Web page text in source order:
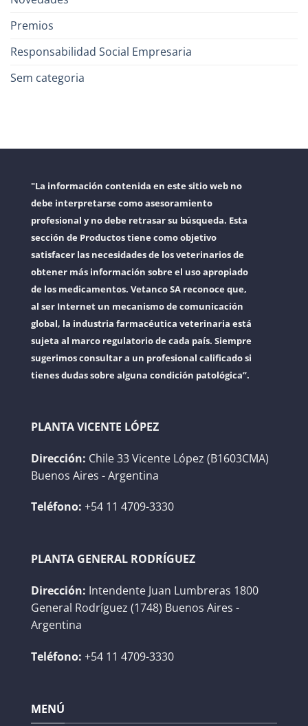
Premios
Responsabilidad Social Empresaria
Sem categoria
"La información contenida en este sitio web no
debe interpretarse como asesoramiento
profesional y no debe retrasar su búsqueda. Esta
sección de Productos tiene como objetivo
satisfacer las necesidades de los veterinarios de
obtener más información sobre el uso apropiado
de los medicamentos. Vetanco SA reconoce que,
al ser Internet un mecanismo de comunicación
global, la industria farmacéutica veterinaria está
sujeta al marco regulatorio de cada país. Siempre
sugerimos consultar a un profesional calificado si
tienes dudas sobre alguna condición patológica”.
PLANTA VICENTE LÓPEZ
Dirección: Chile 33 Vicente López (B1603CMA)
Buenos Aires - Argentina
Teléfono: +54 11 4709-3330
PLANTA GENERAL RODRÍGUEZ
Dirección: Intendente Juan Lumbreras 1800
General Rodríguez (1748) Buenos Aires -
Argentina
Teléfono: +54 11 4709-3330
MENÚ